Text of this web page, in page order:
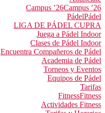
Campus ’26Campus ’26
PádelPádel
LIGA DE PÁDEL CUPRA
Juega a Pádel Indoor
Clases de Pádel Indoor
Encuentra Compañeros de Pádel
Academia de Pádel
Torneos y Eventos
Equipos de Pádel
Tarifas
FitnessFitness
Actividades Fitness